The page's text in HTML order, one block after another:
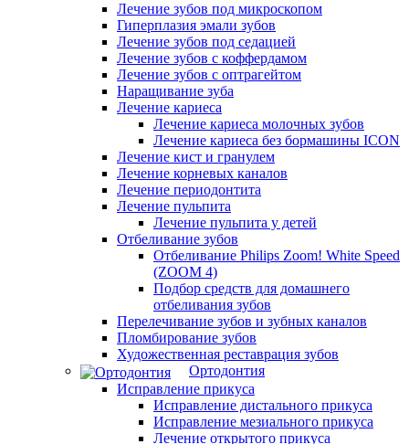
Лечение зубов под микроскопом
Гиперплазия эмали зубов
Лечение зубов под седацией
Лечение зубов с коффердамом
Лечение зубов с оптрагейтом
Наращивание зуба
Лечение кариеса
Лечение кариеса молочных зубов
Лечение кариеса без бормашины ICON
Лечение кист и гранулем
Лечение корневых каналов
Лечение периодонтита
Лечение пульпита
Лечение пульпита у детей
Отбеливание зубов
Отбеливание Philips Zoom! White Speed
(ZOOM 4)
Подбор средств для домашнего
отбеливания зубов
Перелечивание зубов и зубных каналов
Пломбирование зубов
Художественная реставрация зубов
Ортодонтия
Исправление прикуса
Исправление дистального прикуса
Исправление мезиального прикуса
Лечение открытого прикуса